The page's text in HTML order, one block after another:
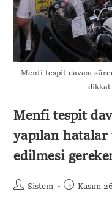
Menfi tespit davası
dikkat
Menfi tespit
yapılan hatalar
edilmesi
Sistem Kasım